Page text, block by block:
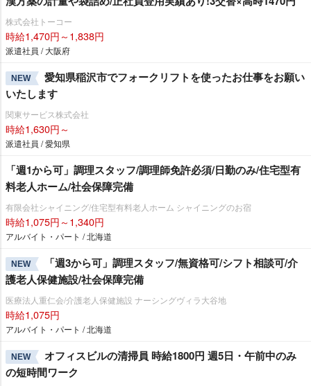
株式会社トーコー
時給1,470円～1,838円
派遣社員 / 大阪府
NEW
愛知県稲沢市でフォークリフトを使ったお仕事をお願い
いたします
関東サービス株式会社
時給1,630円～
派遣社員 / 愛知県
「週1から可」調理スタッフ/調理師免許必須/日勤のみ/住宅型有
料老人ホーム/社会保障完備
有限会社シャイニング/住宅型有料老人ホーム シャイニングのお宿
時給1,075円～1,340円
アルバイト・パート / 北海道
NEW
「週3から可」調理スタッフ/無資格可/シフト相談可/介
護老人保健施設/社会保障完備
医療法人重仁会/介護老人保健施設 ナーシングヴィラ大谷地
時給1,075円
アルバイト・パート / 北海道
NEW
オフィスビルの清掃員 時給1800円 週5日・午前中のみ
の短時間ワーク